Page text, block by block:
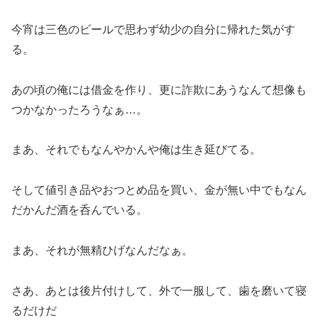
今宵は三色のビールで思わず幼少の自分に帰れた気がす
る。
あの頃の俺には借金を作り、更に詐欺にあうなんて想像も
つかなかったろうなぁ…。
まあ、それでもなんやかんや俺は生き延びてる。
そして値引き品やおつとめ品を買い、金が無い中でもなん
だかんだ酒を呑んでいる。
まあ、それが無精ひげなんだなぁ。
さあ、あとは後片付けして、外で一服して、歯を磨いて寝
るだけだ